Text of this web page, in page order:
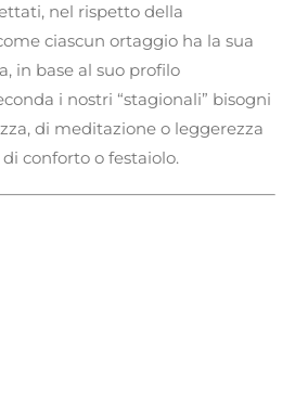
nel rispetto della
ciascun ortaggio ha la sua
in base al suo profilo
i nostri “stagionali” bisogni
di meditazione o leggerezza
di conforto o festaiolo.